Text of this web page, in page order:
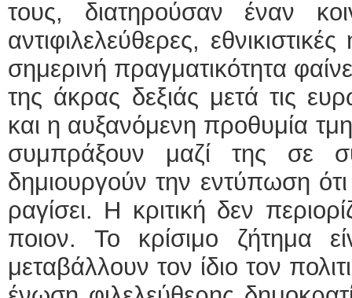
τους, διατηρούσαν έναν
αντιφιλελεύθερες,
σημερινή πραγματικότητα
της άκρας δεξιάς μετά τις
και η αυξανόμενη προθυμία
συμπράξουν μαζί της σε
δημιουργούν την εντύπωση
ραγίσει. Η κριτική δεν
ποιον. Το κρίσιμο ζήτημα
μεταβάλλουν τον ίδιο τον